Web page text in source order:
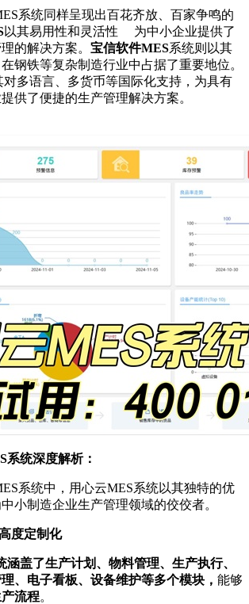
系统同样呈现出百花齐放、百家争鸣的
以其易用性和灵活性 为中小企业提供了
的解决方案。 宝信软件MES系统则以其
钢铁等复杂制造行业中占据了重要地位。
对多语言、多货币等国际化支持，为具有
供了便捷的生产管理解决方案。
系统深度解析：
系统中，用心云MES系统以其独特的优
小制造企业生产管理领域的佼佼者。
度定制化
涵盖了生产计划、物料管理、生产执行、
、电子看板、设备维护等多个模块， 能够
流程。